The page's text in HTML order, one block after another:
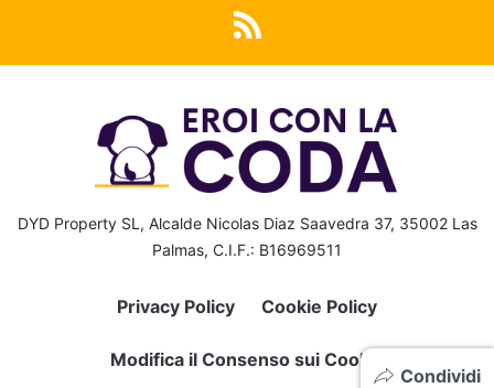
Condividi
DYD Property SL, Alcalde Nicolas Diaz Saavedra 37, 35002 Las
Palmas, C.I.F.: B16969511
Privacy Policy Cookie Policy
Modifica il Consenso sui Cookie